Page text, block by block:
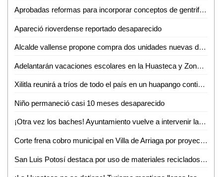
Aprobadas reformas para incorporar conceptos de gentrificación y vivienda asequible
Apareció rioverdense reportado desaparecido
Alcalde vallense propone compra dos unidades nuevas de recolección de basura
Adelantarán vacaciones escolares en la Huasteca y Zona Media por altas temperaturas
Xilitla reunirá a tríos de todo el país en un huapango continuo para lograr un Récord Guinness
Niño permaneció casi 10 meses desaparecido
¡Otra vez los baches! Ayuntamiento vuelve a intervenir la avenida Ejército Mexicano
Corte frena cobro municipal en Villa de Arriaga por proyectos federales
San Luis Potosí destaca por uso de materiales reciclados en procesos productivos: INEGI